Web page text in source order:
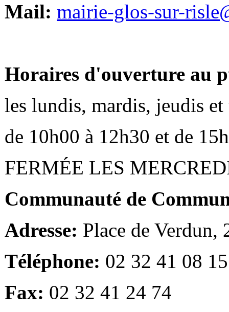
Mail: mairie-glos-sur-
Horaires d'ouverture au
les lundis, mardis, jeudis et
de 10h00 à 12h30 et de
FERMÉE LES
Communauté de
Adresse: Place de Verdun,
Téléphone: 02 32 41 08 15
Fax: 02 32 41 24 74